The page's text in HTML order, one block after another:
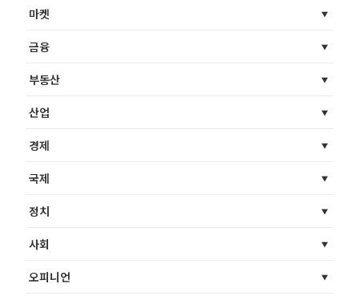
마켓
금융
부동산
산업
경제
국제
정치
사회
오피니언